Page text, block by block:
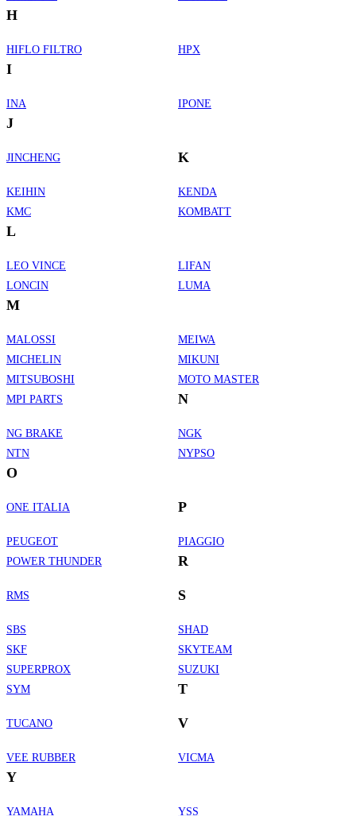
H
HIFLO FILTRO HPX
I
INA IPONE
J
JINCHENG K
KEIHIN
KENDA
KMC
KOMBATT
L
LEO VINCE
LIFAN
LONCIN
LUMA
M
MALOSSI
MEIWA
MICHELIN
MIKUNI
MITSUBOSHI
MOTO MASTER
MPI PARTS
N
NG BRAKE
NGK
NTN
NYPSO
O
ONE ITALIA P
PEUGEOT
PIAGGIO
POWER THUNDER
R
RMS S
SBS
SHAD
SKF
SKYTEAM
SUPERPROX
SUZUKI
SYM
T
TUCANO V
VEE RUBBER VICMA
Y
YAMAHA
YSS